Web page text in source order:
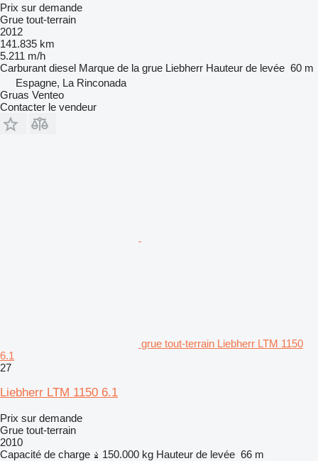
Prix sur demande
Grue tout-terrain
2012
141.835 km
5.211 m/h
Carburant diesel Marque de la grue Liebherr Hauteur de levée 60 m
Espagne, La Rinconada
Gruas Venteo
Contacter le vendeur
grue tout-terrain Liebherr LTM 1150
6.1
27
Liebherr LTM 1150 6.1
Prix sur demande
Grue tout-terrain
2010
Capacité de charge
150.000 kg Hauteur de levée 66 m